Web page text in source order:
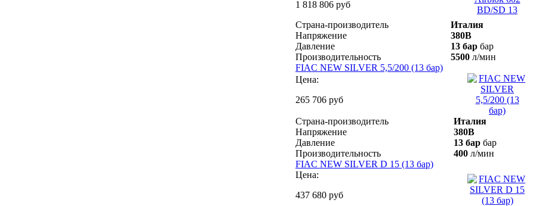
1 818 806 руб
Страна-производитель
Италия
Напряжение
380В
Давление
13 бар бар
Производительность
5500 л/мин
FIAC NEW SILVER 5,5/200 (13 бар)
Цена:
265 706 руб
Страна-производитель
Италия
Напряжение
380В
Давление
13 бар бар
Производительность
400 л/мин
FIAC NEW SILVER D 15 (13 бар)
Цена:
437 680 руб